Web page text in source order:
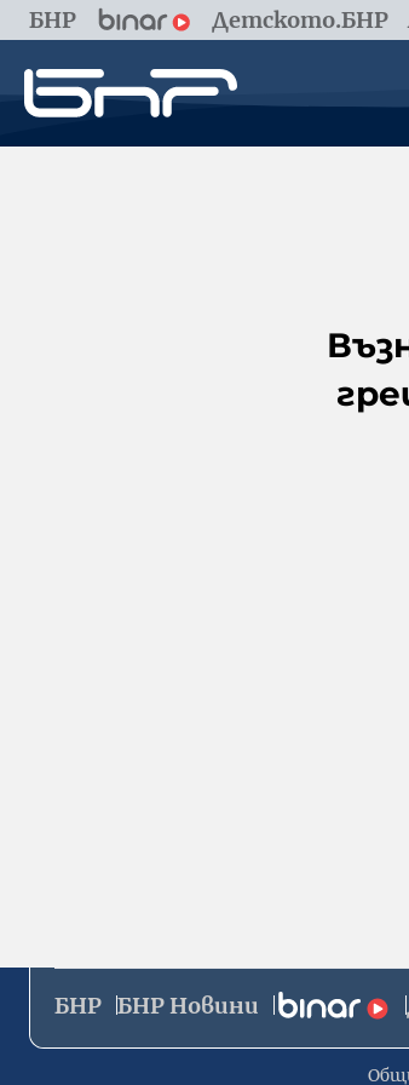
БНР Детското.БНР
БНР БНР Новини